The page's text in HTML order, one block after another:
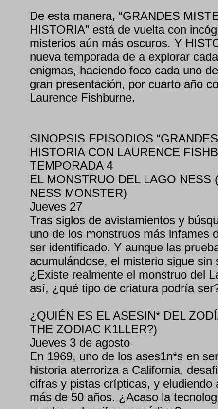
De esta manera, “GRANDES
HISTORIA” está de vuelta con
misterios aún más oscuros. Y
nueva temporada de a explorar
enigmas, haciendo foco cada uno
gran presentación, por cuarto año
Laurence Fishburne.
SINOPSIS EPISODIOS
HISTORIA CON LAURENCE
TEMPORADA 4
EL MONSTRUO DEL LAGO NESS
NESS MONSTER)
Jueves 27
Tras siglos de avistamientos y
uno de los monstruos más infames
ser identificado. Y aunque las
acumulándose, el misterio sigue sin
¿Existe realmente el monstruo del
así, ¿qué tipo de criatura podría
¿QUIÉN ES EL ASESIN* DEL
THE ZODIAC K1LLER?)
Jueves 3 de agosto
En 1969, uno de los ases1n*s en
historia aterroriza a California,
cifras y pistas crípticas, y eludiendo
más de 50 años. ¿Acaso la